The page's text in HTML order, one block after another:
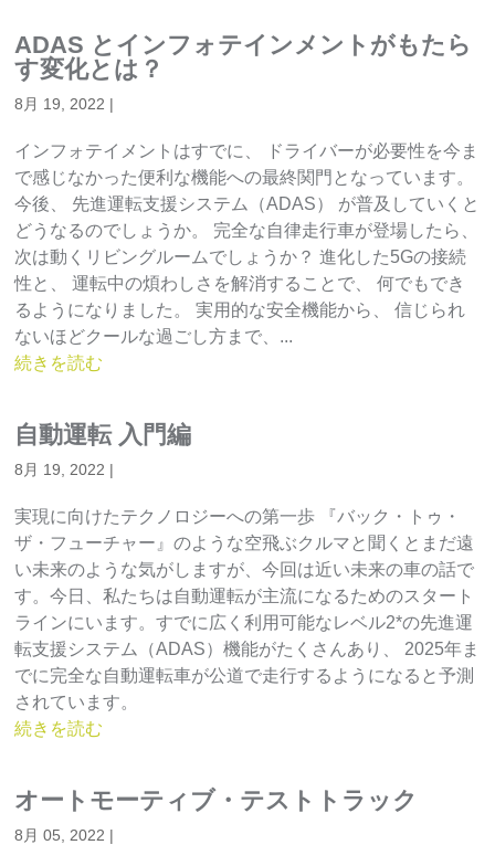
ADAS とインフォテインメントがもたら
す変化とは？
8月 19, 2022 |
インフォテイメントはすでに、 ドライバーが必要性を今ま
で感じなかった便利な機能への最終関門となっています。
今後、 先進運転支援システム（ADAS） が普及していくと
どうなるのでしょうか。 完全な自律走行車が登場したら、
次は動くリビングルームでしょうか？ 進化した5Gの接続
性と、 運転中の煩わしさを解消することで、 何でもでき
るようになりました。 実用的な安全機能から、 信じられ
ないほどクールな過ごし方まで、...
続きを読む
自動運転 入門編
8月 19, 2022 |
実現に向けたテクノロジーへの第一歩 『バック・トゥ・
ザ・フューチャー』のような空飛ぶクルマと聞くとまだ遠
い未来のような気がしますが、今回は近い未来の車の話で
す。今日、私たちは自動運転が主流になるためのスタート
ラインにいます。すでに広く利用可能なレベル2*の先進運
転支援システム（ADAS）機能がたくさんあり、 2025年ま
でに完全な自動運転車が公道で走行するようになると予測
されています。
続きを読む
オートモーティブ・テストトラック
8月 05, 2022 |